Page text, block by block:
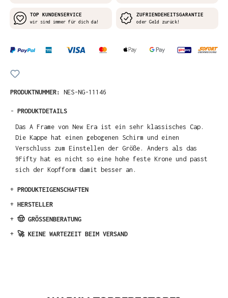
TOP KUNDENSERVICE
wir sind immer für dich da!
ZUFRIENDEHEITSGARANTIE
oder Geld zurück!
PRODUKTNUMMER: NES-NG-11146
- PRODUKTDETAILS
Das A Frame von New Era ist ein sehr klassisches Cap.
Die Kappe hat einen gebogenen Schirm und einen
Verschluss zum Einstellen der Größe. Anders als das
9Fifty hat es nicht so eine hohe feste Krone und passt
sich der Kopfform damit besser an.
+ PRODUKTEIGENSCHAFTEN
+ HERSTELLER
+ 🤠 GRÖSSENBERATUNG
+ 🚀 KEINE WARTEZEIT BEIM VERSAND